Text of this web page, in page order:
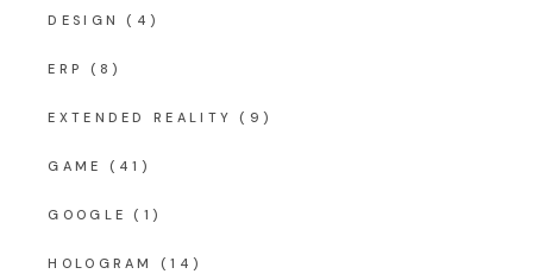
DESIGN (4)
ERP (8)
EXTENDED REALITY (9)
GAME (41)
GOOGLE (1)
HOLOGRAM (14)